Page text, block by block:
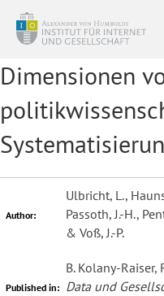
Dimensionen
Author:
Ulbricht, L.,
Passoth, J.-H.,
& Voß, J.-P.
Published in:
B. Kolany-Raiser,
Data und